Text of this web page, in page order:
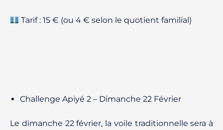
Tarif : 15 € (ou 4 € selon le quotient familial)
Challenge Apiyé 2 – Dimanche 22 Février
Le dimanche 22 février, la voile traditionnelle sera à